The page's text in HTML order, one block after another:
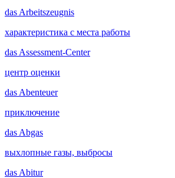
das Arbeitszeugnis
характеристика с места работы
das Assessment-Center
центр оценки
das Abenteuer
приключение
das Abgas
выхлопные газы, выбросы
das Abitur